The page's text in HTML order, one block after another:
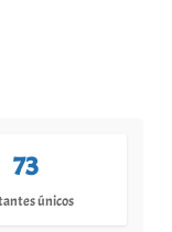
73
únicos